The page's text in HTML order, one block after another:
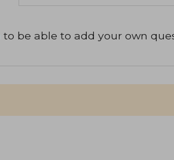
to be able to add your own